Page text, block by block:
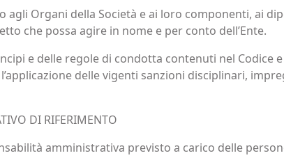
agli Organi della Società e ai loro componenti, ai
che possa agire in nome e per conto dell’Ente.
e delle regole di condotta contenuti nel
delle vigenti sanzioni disciplinari,
DI RIFERIMENTO
amministrativa previsto a carico delle